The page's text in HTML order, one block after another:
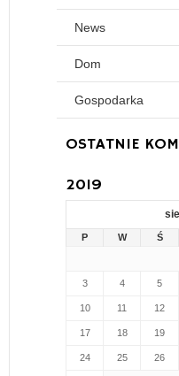
News
Dom
Gospodarka
OSTATNIE
2019
P W Ś
3 4 5
10 11 12
17 18 19
24 25 26